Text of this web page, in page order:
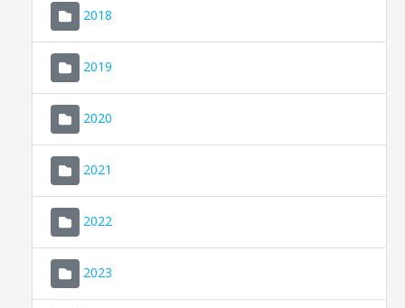
2018
2019
2020
2021
2022
2023